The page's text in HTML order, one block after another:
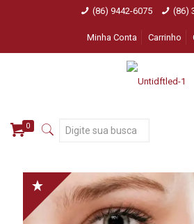
(86) 9442-6075 (86)
Minha Conta Carrinho
0